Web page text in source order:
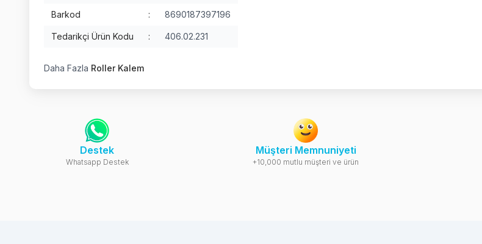
Barkod : 8690187397196
Tedarikçi Ürün Kodu : 406.02.231
Daha Fazla Roller Kalem
Destek
Whatsapp Destek
Müşteri Memnuniyeti
+10,000 mutlu müşteri ve ürün